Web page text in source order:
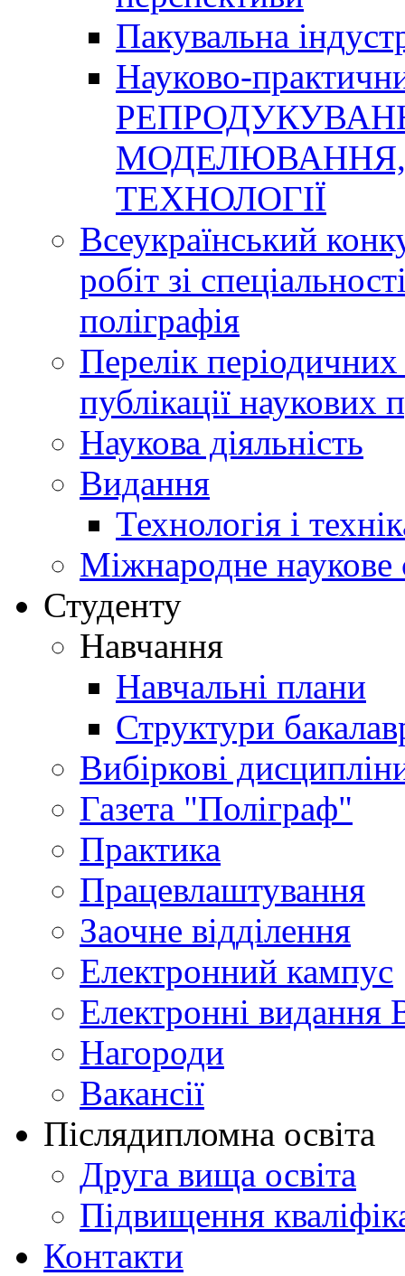
Пакувальна
Науково-
МОДЕЛЮВАННЯ,
ТЕХНОЛОГІЇ
Всеукраїнський
робіт зі
поліграфія
Перелік
публікації наукових
Наукова діяльність
Видання
Технологія і
Міжнародне наукове
Студенту
Навчання
Навчальні плани
Структури
Вибіркові
Газета "Поліграф"
Практика
Працевлаштування
Заочне відділення
Електронний кампус
Електронні видання
Нагороди
Вакансії
Післядипломна освіта
Друга вища освіта
Підвищення
Контакти